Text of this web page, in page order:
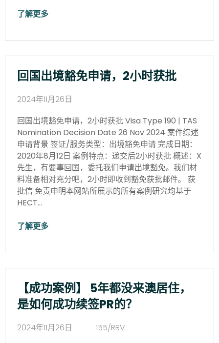
了解更多
回国出境豁免申请，2小时获批
2024年11月26日
回国出境豁免申请，2小时获批 Visa Type 190 | TAS
Nomination Decision Date 26 Nov 2024 案件综述
申请背景 签证/服务类型：出境豁免申请 完成日期：
2020年8月12日 案例特点：递交后2小时获批 概述：X
先生，有要事回国，委托我们申请出境豁免。我们材
料准备相对充分吧，2小时即收到豁免获批邮件。 获
批信 免责申明本网站所展示的所有案例研究均基于
HECT…
了解更多
【成功案例】 5年都没来澳居住，
是如何成功续签PR的？
2024年11月26日
155/RRV